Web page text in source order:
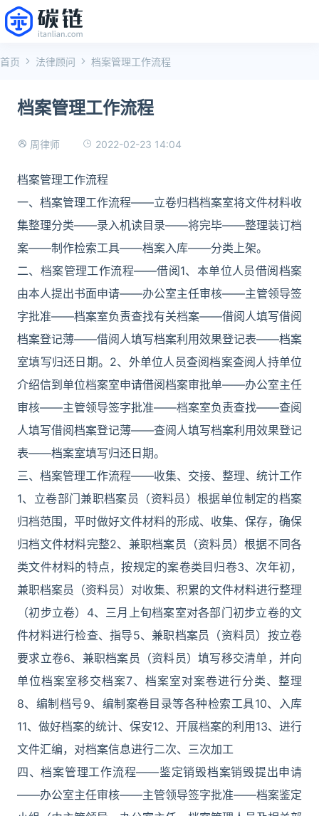
首页 法律顾问 档案管理工作流程
档案管理工作流程
周律师 2022-02-23 14:04
档案管理工作流程
一、档案管理工作流程——立卷归档档案室将文件材料收
集整理分类——录入机读目录——将完毕——整理装订档
案——制作检索工具——档案入库——分类上架。
二、档案管理工作流程——借阅1、本单位人员借阅档案
由本人提出书面申请——办公室主任审核——主管领导签
字批准——档案室负责查找有关档案——借阅人填写借阅
档案登记薄——借阅人填写档案利用效果登记表——档案
室填写归还日期。2、外单位人员查阅档案查阅人持单位
介绍信到单位档案室申请借阅档案审批单——办公室主任
审核——主管领导签字批准——档案室负责查找——查阅
人填写借阅档案登记薄——查阅人填写档案利用效果登记
表——档案室填写归还日期。
三、档案管理工作流程——收集、交接、整理、统计工作
1、立卷部门兼职档案员（资料员）根据单位制定的档案
归档范围，平时做好文件材料的形成、收集、保存，确保
归档文件材料完整2、兼职档案员（资料员）根据不同各
类文件材料的特点，按规定的案卷类目归卷3、次年初，
兼职档案员（资料员）对收集、积累的文件材料进行整理
（初步立卷）4、三月上旬档案室对各部门初步立卷的文
件材料进行检查、指导5、兼职档案员（资料员）按立卷
要求立卷6、兼职档案员（资料员）填写移交清单，并向
单位档案室移交档案7、档案室对案卷进行分类、整理
8、编制档号9、编制案卷目录等各种检索工具10、入库
11、做好档案的统计、保安12、开展档案的利用13、进行
文件汇编，对档案信息进行二次、三次加工
四、档案管理工作流程——鉴定销毁档案销毁提出申请
——办公室主任审核——主管领导签字批准——档案鉴定